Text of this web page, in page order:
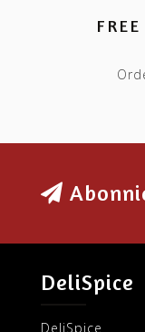
DeliSpice
DeliSpice